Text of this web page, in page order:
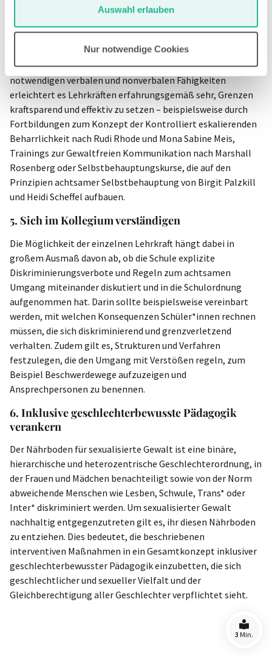
Auswahl erlauben
Nur notwendige Cookies
3 Min.
Durchsetzungskompetenz von einer Lehrkraft, denen, die
sich diskriminierend und respektlos verhalten, immer wieder
Grenzen zu setzen. Ein Training zum Erwerb der hierbei
notwendigen verbalen und nonverbalen Fähigkeiten
erleichtert es Lehrkräften erfahrungsgemäß sehr, Grenzen
kraftsparend und effektiv zu setzen – beispielsweise durch
Fortbildungen zum Konzept der Kontrolliert eskalierenden
Beharrlichkeit nach Rudi Rhode und Mona Sabine Meis,
Trainings zur Gewaltfreien Kommunikation nach Marshall
Rosenberg oder Selbstbehauptungskurse, die auf den
Prinzipien achtsamer Selbstbehauptung von Birgit Palzkill
und Heidi Scheffel aufbauen.
5. Sich im Kollegium verständigen
Die Möglichkeit der einzelnen Lehrkraft hängt dabei in
großem Ausmaß davon ab, ob die Schule explizite
Diskriminierungsverbote und Regeln zum achtsamen
Umgang miteinander diskutiert und in die Schulordnung
aufgenommen hat. Darin sollte beispielsweise vereinbart
werden, mit welchen Konsequenzen Schüler*innen rechnen
müssen, die sich diskriminierend und grenzverletzend
verhalten. Zudem gilt es, Strukturen und Verfahren
festzulegen, die den Umgang mit Verstößen regeln, zum
Beispiel Beschwerdewege aufzuzeigen und
Ansprechpersonen zu benennen.
6. Inklusive geschlechterbewusste Pädagogik
verankern
Der Nährboden für sexualisierte Gewalt ist eine binäre,
hierarchische und heterozentrische Geschlechterordnung, in
der Frauen und Mädchen benachteiligt sowie von der Norm
abweichende Menschen wie Lesben, Schwule, Trans* oder
Inter* diskriminiert werden. Um sexualisierter Gewalt
nachhaltig entgegenzutreten gilt es, ihr diesen Nährboden
zu entziehen. Dies bedeutet, die beschriebenen
interventiven Maßnahmen in ein Gesamtkonzept inklusiver
geschlechterbewusster Pädagogik einzubetten, die sich
geschlechtlicher und sexueller Vielfalt und der
Gleichberechtigung aller Geschlechter verpflichtet sieht.